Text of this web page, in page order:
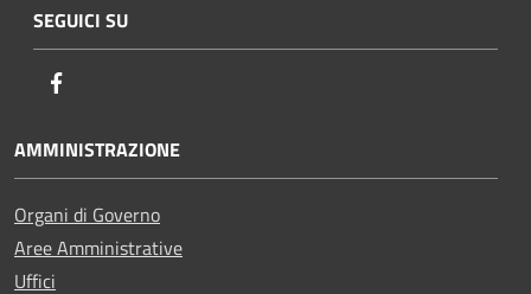
SEGUICI SU
AMMINISTRAZIONE
Organi di Governo
Aree Amministrative
Uffici